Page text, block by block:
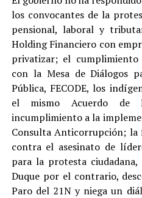
los convocantes de la
pensional, laboral y
Holding Financiero con
privatizar; el
con la Mesa de Diálogos
Pública, FECODE, los
el mismo Acuerdo
incumplimiento a la
Consulta Anticorrupción; la
contra el asesinato de
para la protesta
Duque por el contrario,
Paro del 21N y niega un